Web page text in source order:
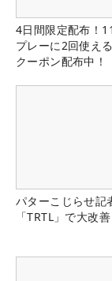
4日間限定配布！
プレーに2回使え
クーポン配布中！
パターこじらせ記
「TRTL」で大改善